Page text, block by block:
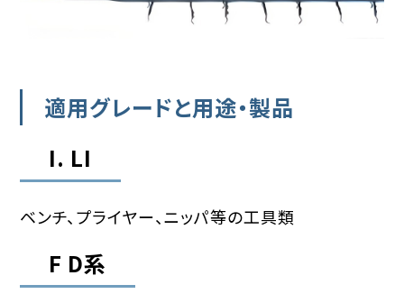
適用グレードと用途・製品
I. LI
ベンチ、プライヤー、ニッパ等の工具類
F D系